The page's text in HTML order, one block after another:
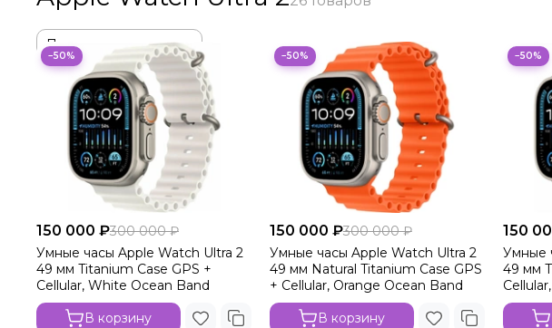
−50%
150 000 ₽300 000 ₽
Умные часы Apple Watch Ultra 2
49 мм Titanium Case GPS +
Cellular, White Ocean Band
В корзину
−50%
150 000 ₽300 000 ₽
Умные часы Apple Watch Ultra 2
49 мм Natural Titanium Case GPS
+ Cellular, Orange Ocean Band
В корзину
−50%
150
Умные
49 мм